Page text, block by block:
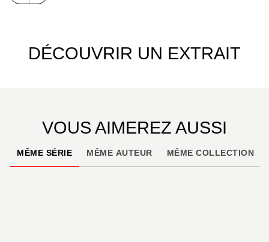
DÉCOUVRIR UN EXTRAIT
VOUS AIMEREZ AUSSI
MÊME SÉRIE MÊME AUTEUR MÊME COLLECTION